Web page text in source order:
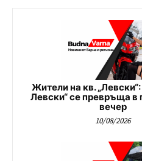
Жители на кв.
Левски“ се превръща в
вечер
10/08/2026